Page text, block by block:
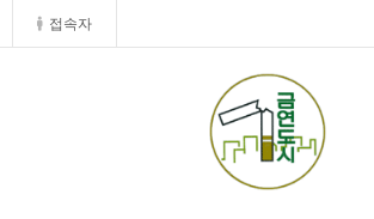
접속자